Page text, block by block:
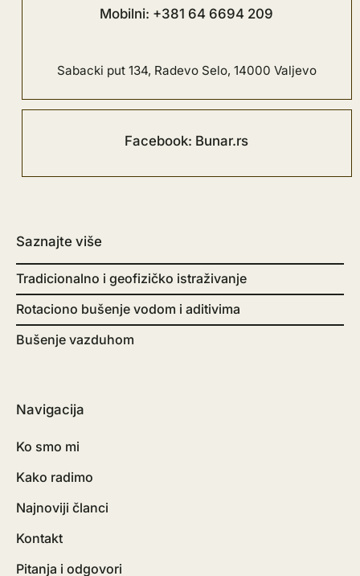
Mobilni: +381 64 6694 209
Sabacki put 134, Radevo Selo, 14000 Valjevo
Facebook: Bunar.rs
Saznajte više
Tradicionalno i geofizičko istraživanje
Rotaciono bušenje vodom i aditivima
Bušenje vazduhom
Navigacija
Ko smo mi
Kako radimo
Najnoviji članci
Kontakt
Pitanja i odgovori